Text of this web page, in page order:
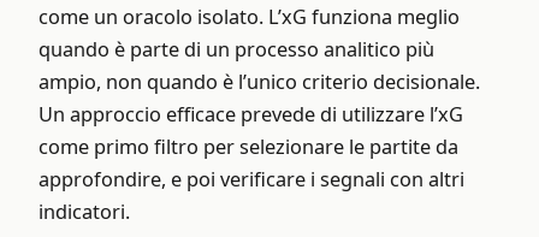
come un oracolo isolato. L’xG funziona meglio
quando è parte di un processo analitico più
ampio, non quando è l’unico criterio decisionale.
Un approccio efficace prevede di utilizzare l’xG
come primo filtro per selezionare le partite da
approfondire, e poi verificare i segnali con altri
indicatori.